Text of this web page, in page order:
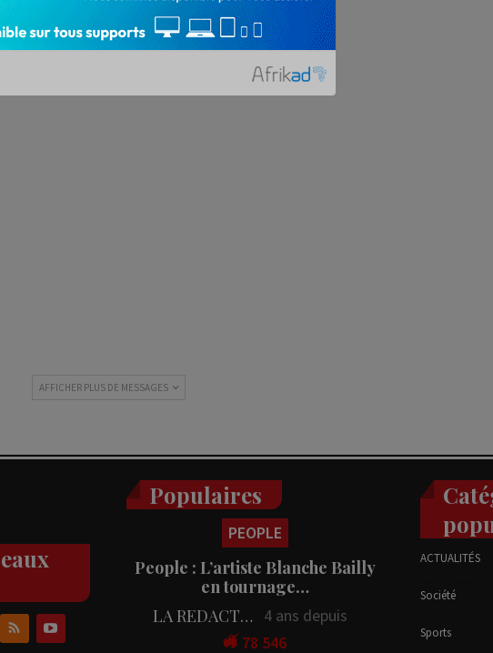
AFFICHER PLUS DE MESSAGES
Populaires
PEOPLE
People : L’artiste Blanche Bailly
en tournage…
LA REDACTION
4 ans depuis
78 546
ACTUALITÉS
Société
Sports